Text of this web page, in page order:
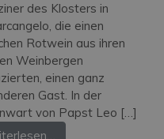
des Klosters in
die einen
Rotwein aus ihren
Weinbergen
einen ganz
Gast. In der
von Papst Leo […]